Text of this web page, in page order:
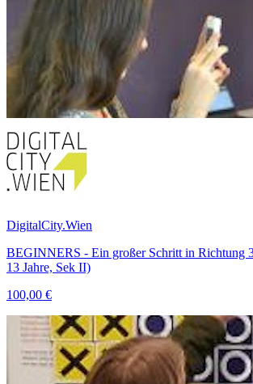
DigitalCity.Wien
BEGINNERS - Ein großer Schritt in Richtung
13 Jahre, Sek II)
100,00 €